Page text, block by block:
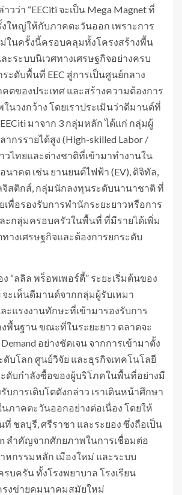
าวว่า “EECiti จะเป็น Mega Magnet ที่
ใหญ่ให้กับภาคตะวันออก เพราะการ
ในครั้งนี้ครอบคลุมทั้งโครงสร้างพื้น
ะระบบนิเวศทางเศรษฐกิจอย่างครบ
ระดับพื้นที่ EEC สู่การเป็นศูนย์กลาง
ตของประเทศ และสร้างความต้องการ
วงกว้าง โดยเราประเมินว่าดีมานด์ที่
มาจาก 3 กลุ่มหลัก ได้แก่ กลุ่มผู้
กรรายได้สูง (High-skilled Labor /
าวไทยและต่างชาติที่เข้ามาทำงานใน
าคต เช่น ยานยนต์ไฟฟ้า (EV), ดิจิทัล,
จิสติกส์, กลุ่มนักลงทุนระดับนานาชาติ ที่
พื่อรองรับการพำนักระยะยาวหรือการ
ะกลุ่มครอบครัวในพื้นที่ ที่มีรายได้เพิ่ม
างเศรษฐกิจและต้องการยกระดับ
“ลลิล พร็อพเพอร์ตี้” ระยะเริ่มต้นของ
ะเห็นดีมานด์จากกลุ่มผู้รับเหมา
ะแรงงานทักษะที่เข้ามารองรับการ
พื้นฐาน ขณะที่ในระยะยาว ตลาดจะ
อย่างชัดเจน จากการเข้ามาตั้ง
บโลก ศูนย์วิจัย และธุรกิจเทคโนโลยี
ดับกำลังซื้อของผู้บริโภคในพื้นที่อย่างมี
บการเติบโตดังกล่าว เราเดินหน้าศึกษา
ภาคตะวันออกอย่างต่อเนื่อง โดยให้
ชลบุรี, ศรีราชา และระยอง ซึ่งถือเป็น
สำคัญจากศักยภาพในการเชื่อมต่อ
หกรรมหลัก เมืองใหม่ และระบบ
บครัน ทั้งโรงพยาบาล โรงเรียน
รงข่ายคมนาคมสมัยใหม่